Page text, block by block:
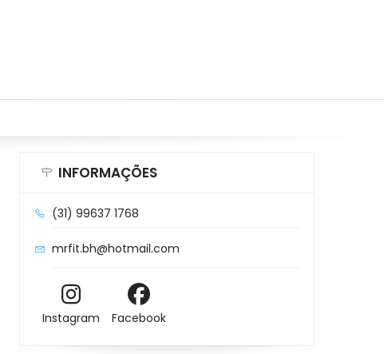
INFORMAÇÕES
(31) 99637 1768
mrfit.bh@hotmail.com
Instagram Facebook